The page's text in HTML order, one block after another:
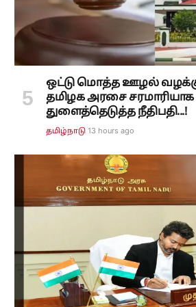
ஒட்டு மொத்த ஊழல்
தமிழக அரசை
துளைத்தெடுத்த நீதிபதி...!
தமிழ்நாடு 13 hours ago